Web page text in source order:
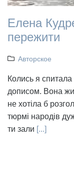
Елена
пережити
Авторское
Колись я спитала
дописом. Вона
не хотіла б
тюрмі народів
ти зали [...]